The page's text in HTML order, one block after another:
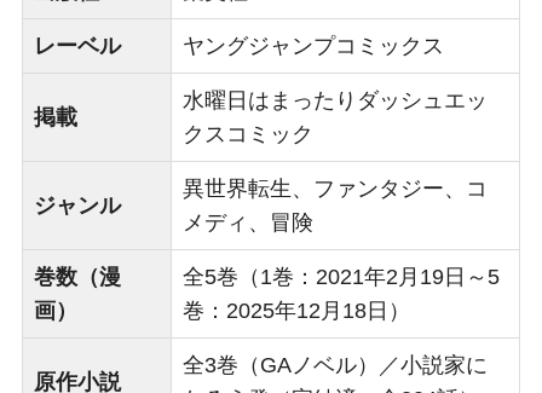
レーベル ヤングジャンプコミックス
掲載
水曜日はまったりダッシュエッ
クスコミック
ジャンル
異世界転生、ファンタジー、コ
メディ、冒険
巻数（漫
画）
全5巻（1巻：2021年2月19日～5
巻：2025年12月18日）
原作小説
全3巻（GAノベル）／小説家に